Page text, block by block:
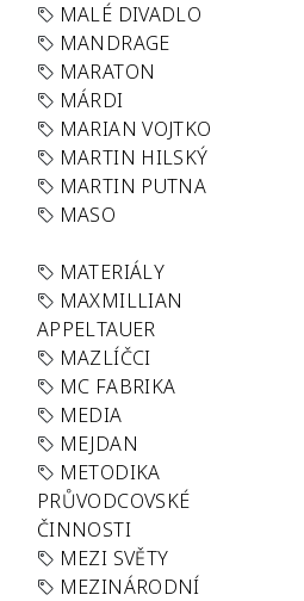
MALÉ DIVADLO
MANDRAGE
MARATON
MÁRDI
MARIAN VOJTKO
MARTIN HILSKÝ
MARTIN PUTNA
MASO
MATERIÁLY
MAXMILLIAN
APPELTAUER
MAZLÍČCI
MC FABRIKA
MEDIA
MEJDAN
METODIKA
PRŮVODCOVSKÉ
ČINNOSTI
MEZI SVĚTY
MEZINÁRODNÍ